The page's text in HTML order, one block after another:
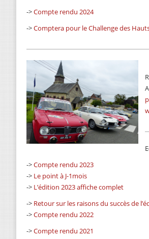
->Compte rendu 2024
->Comptera pour le Challenge des
->Compte rendu 2023
-> Le point à J-1mois
-> L’édition 2023 affiche complet
-> Retour sur les raisons du succès de
->Compte rendu 2022
->Compte rendu 2021